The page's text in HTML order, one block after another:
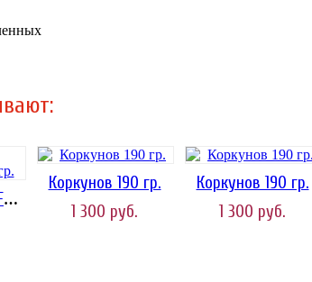
Конфеты TOFFIFEE 125 гр.
Коркунов 190 гр.
1 300 руб.
Коркунов 190 гр.
1 300 руб.